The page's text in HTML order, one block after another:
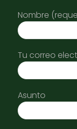
Nombre
Tu correo
Asunto